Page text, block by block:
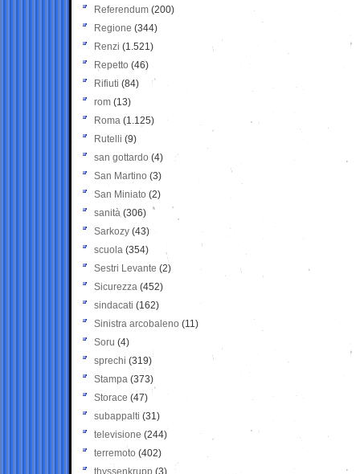
Referendum (200)
Regione (344)
Renzi (1.521)
Repetto (46)
Rifiuti (84)
rom (13)
Roma (1.125)
Rutelli (9)
san gottardo (4)
San Martino (3)
San Miniato (2)
sanità (306)
Sarkozy (43)
scuola (354)
Sestri Levante (2)
Sicurezza (452)
sindacati (162)
Sinistra arcobaleno (11)
Soru (4)
sprechi (319)
Stampa (373)
Storace (47)
subappalti (31)
televisione(244)
terremoto (402)
thyssenkrupp (3)